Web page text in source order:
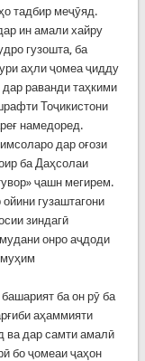
тадбир меҷӯяд.
ин амали хайру
гузошта, ба
аҳли ҷомеа ҷидду
раванди таҳкими
Тоҷикистони
намедоред.
дар оғози
ба Даҳсолаи
ҷашн мегирем.
гузаштагони
зиндагӣ
онро аҷдоди
ба он рӯ ба
аҳаммияти
дар самти амалӣ
бо ҷомеаи ҷаҳон